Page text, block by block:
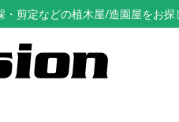
・剪定などの植木屋/造園屋をお